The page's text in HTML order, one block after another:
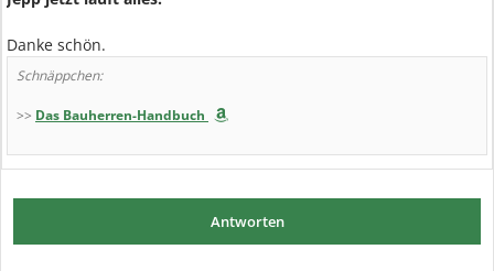
Danke schön.
Schnäppchen:
>> Das Bauherren-Handbuch
Antworten